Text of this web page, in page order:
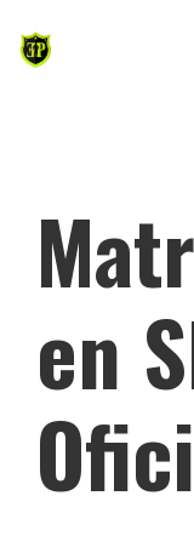
FORMACIÓN
MATERIAL ANDALUCÍA
LOGIN
en